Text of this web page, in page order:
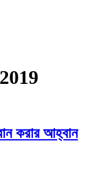
করার আহ্বান